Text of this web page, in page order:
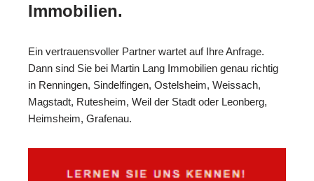
Immobilien.
Ein vertrauensvoller Partner wartet auf Ihre Anfrage.
Dann sind Sie bei Martin Lang Immobilien genau richtig
in Renningen, Sindelfingen, Ostelsheim, Weissach,
Magstadt, Rutesheim, Weil der Stadt oder Leonberg,
Heimsheim, Grafenau.